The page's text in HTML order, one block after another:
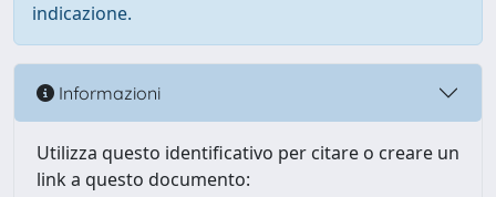
indicazione.
Informazioni
Utilizza questo identificativo per citare o creare un
link a questo documento: